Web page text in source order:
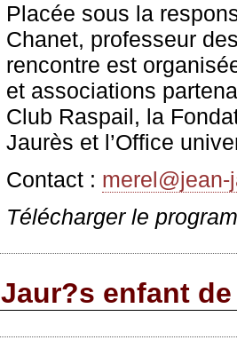
Placée sous la
Chanet, professeur
rencontre est
et associations
Club Raspail, la
Jaurès et l’Office
Contact :
Télécharger le
Jaur?s enfant